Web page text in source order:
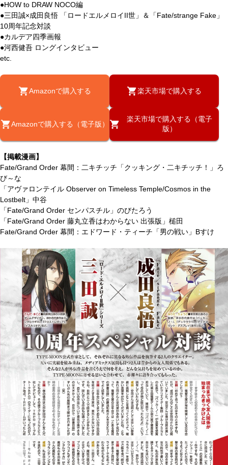
●HOW to DRAW NOCO編
●三田誠×成田良悟 「ロードエルメロイII世」＆「Fate/strange Fake」
10周年記念対談
●カルデア四季画報
●河西健吾 ロングインタビュー
etc.
Amazonで購入する 楽天市場で購入する
Amazonで購入する（電子版）
楽天市場で購入する（電子
版）
【掲載漫画】
Fate/Grand Order 幕間：二キチッチ「クッキング・二キチッチ！」ろ
び～な
「アヴァロンテイル Observer on Timeless Temple/Cosmos in the
Lostbelt」中谷
「Fate/Grand Order センパスチル」のびたろう
「Fate/Grand Order 藤丸立香はわからない 出張版」槌田
Fate/Grand Order 幕間：エドワード・ティーチ「男の戦い」Bすけ